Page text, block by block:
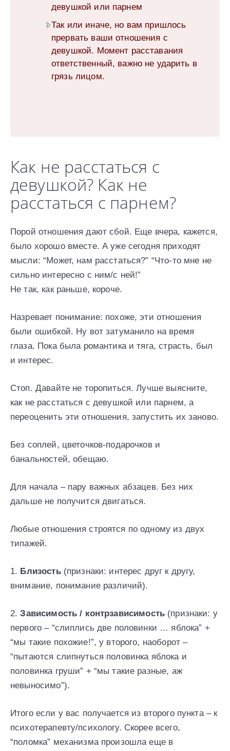
девушкой или парнем
Так или иначе, но вам пришлось
прервать ваши отношения с
девушкой. Момент расставания
ответственный, важно не ударить в
грязь лицом.
Как не расстаться с
девушкой? Как не
расстаться с парнем?
Порой отношения дают сбой. Еще вчера, кажется,
было хорошо вместе. А уже сегодня приходят
мысли: “Может, нам расстаться?” “Что-то мне не
сильно интересно с ним/с ней!”
Не так, как раньше, короче.
Назревает понимание: похоже, эти отношения
были ошибкой. Ну вот затуманило на время
глаза. Пока была романтика и тяга, страсть, был
и интерес.
Стоп. Давайте не торопиться. Лучше выясните,
как не расстаться с девушкой или парнем, а
переоценить эти отношения, запустить их заново.
Без соплей, цветочков-подарочков и
банальностей, обещаю.
Для начала – пару важных абзацев. Без них
дальше не получится двигаться.
Любые отношения строятся по одному из двух
типажей.
1. Близость(признаки: интерес друг к другу,
внимание, понимание различий).
2.Зависимость / контрзависимость(признаки: у
первого – “слиплись две половинки … яблока” +
“мы такие похожие!”, у второго, наоборот –
“пытаются слипнуться половинка яблока и
половинка груши” + “мы такие разные, аж
невыносимо”).
Итого если у вас получается из второго пункта – к
психотерапевту/психологу. Скорее всего,
“поломка” механизма произошла еще в